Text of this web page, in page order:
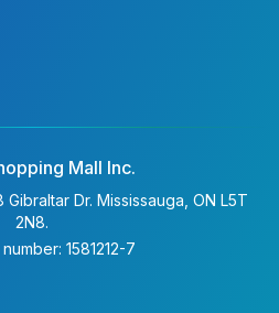
Mall Inc.
Dr. Mississauga, ON L5T
2N8.
1581212-7